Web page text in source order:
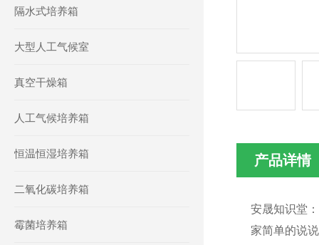
隔水式培养箱
大型人工气候室
真空干燥箱
人工气候培养箱
恒温恒湿培养箱
二氧化碳培养箱
霉菌培养箱
产品详情
安晟知识堂
家简单的说